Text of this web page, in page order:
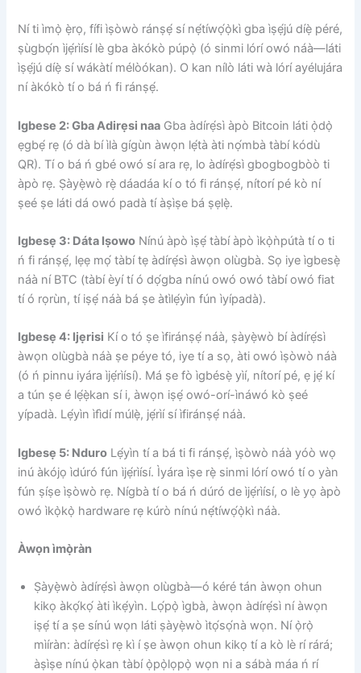
Ní ti ìmọ̀ ẹ̀rọ, fífi ìṣòwò ránṣẹ́ sí nẹ́tíwọ́ọ̀kì gba ìṣẹ́jú díẹ̀ péré,
ṣùgbọ́n ìjẹ́rìísí lè gba àkókò púpọ̀ (ó sinmi lórí owó náà—láti
ìṣẹ́jú díẹ̀ sí wákàtí mélòókan). O kan nílò láti wà lórí ayélujára
ní àkókò tí o bá ń fi ránṣẹ́.
Igbese 2: Gba Adirẹsi naa Gba àdírẹ́sì àpò Bitcoin láti ọ̀dọ̀
ẹgbẹ́ rẹ (ó dà bí ìlà gígùn àwọn lẹ́tà àti nọ́mbà tàbí kódù
QR). Tí o bá ń gbé owó sí ara rẹ, lo àdírẹ́sì gbogbogbòò ti
àpò rẹ. Ṣàyẹ̀wò rẹ̀ dáadáa kí o tó fi ránṣẹ́, nítorí pé kò ní
ṣeé ṣe láti dá owó padà tí àṣìṣe bá ṣẹlẹ̀.
Igbesẹ 3: Dáta Iṣowo Nínú àpò ìṣẹ́ tàbí àpò ìkọ̀ǹpútà tí o ti
ń fi ránṣẹ́, lẹẹ mọ́ tàbí tẹ àdírẹ́sì àwọn olùgbà. Sọ iye ìgbesẹ̀
náà ní BTC (tàbí èyí tí ó dọ́gba nínú owó owó tàbí owó fiat
tí ó rọrùn, tí iṣẹ́ náà bá ṣe àtìlẹ́yìn fún ìyípadà).
Igbesẹ 4: Ijẹrisi Kí o tó ṣe ìfiránṣẹ́ náà, ṣàyẹ̀wò bí àdírẹ́sì
àwọn olùgbà náà ṣe péye tó, iye tí a sọ, àti owó ìṣòwò náà
(ó ń pinnu iyára ìjẹ́rìísí). Má ṣe fò ìgbésẹ̀ yìí, nítorí pé, ẹ jẹ́ kí
a tún ṣe é lẹ́ẹ̀kan sí i, àwọn iṣẹ́ owó-orí-ìnáwó kò ṣeé
yípadà. Lẹ́yìn ìfìdí múlẹ̀, jẹ́rìí sí ìfiránṣẹ́ náà.
Igbesẹ 5: Nduro Lẹ́yìn tí a bá ti fi ránṣẹ́, ìṣòwò náà yóò wọ
inú àkójọ ìdúró fún ìjẹ́rìísí. Ìyára ìṣe rẹ̀ sinmi lórí owó tí o yàn
fún ṣíṣe ìṣòwò rẹ. Nígbà tí o bá ń dúró de ìjẹ́rìísí, o lè yọ àpò
owó ìkọ̀kọ̀ hardware rẹ kúrò nínú nẹ́tíwọ́ọ̀kì náà.
Àwọn ìmọ̀ràn
Ṣàyẹ̀wò àdírẹ́sì àwọn olùgbà—ó kéré tán àwọn ohun
kikọ àkọ́kọ́ àti ìkẹ́yìn. Lọ́pọ̀ ìgbà, àwọn àdírẹ́sì ní àwọn
iṣẹ́ tí a ṣe sínú wọn láti ṣàyẹ̀wò ìtọ́sọ́nà wọn. Ní ọ̀rọ̀
mìíràn: àdírẹ́sì rẹ kì í ṣe àwọn ohun kikọ tí a kò lè rí rárá;
àṣìṣe nínú ọ̀kan tàbí ọ̀pọ̀lọpọ̀ wọn ni a sábà máa ń rí